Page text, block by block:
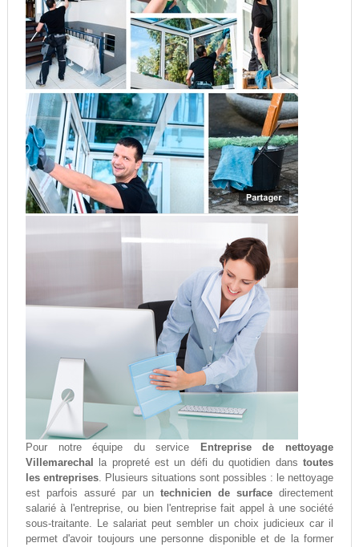
Pour notre équipe du service
Entreprise de nettoyage
Villemarechal
la propreté est un défi du quotidien danstoutes
les entreprises. Plusieurs situations sont possibles : le nettoyage
est parfois assuré par untechnicien de surface directement
salarié à l'entreprise, ou bien l'entreprise fait appel à une société
sous-traitante. Le salariat peut sembler un choix judicieux car il
permet d'avoir toujours une personne disponible et de la former